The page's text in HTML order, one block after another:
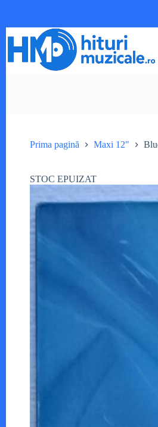
conținut
Prima pagină Maxi 12"
STOC EPUIZAT